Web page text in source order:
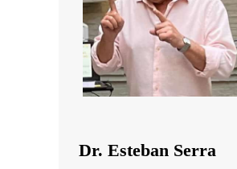
Dr. Esteban Serra